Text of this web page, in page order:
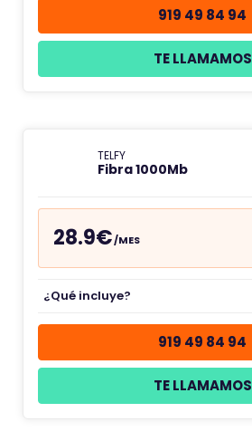
919 49 84 94
TE LLAMAMOS
TELFY
Fibra 1000Mb
28.9€/MES
¿Qué incluye?
919 49 84 94
TE LLAMAMOS